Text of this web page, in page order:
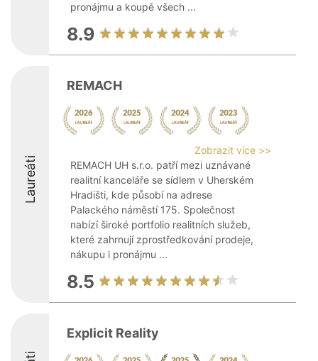
pronájmu a koupě všech ...
8.9
Laureáti
REMACH
Zobrazit více >>
REMACH UH s.r.o. patří mezi uznávané
realitní kanceláře se sídlem v Uherském
Hradišti, kde působí na adrese
Palackého náměstí 175. Společnost
nabízí široké portfolio realitních služeb,
které zahrnují zprostředkování prodeje,
nákupu i pronájmu ...
8.5
Explicit Reality